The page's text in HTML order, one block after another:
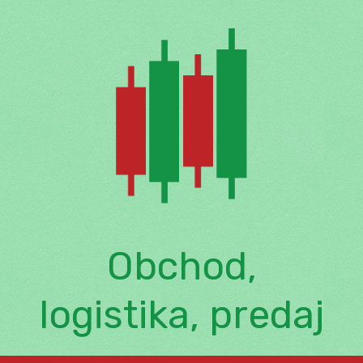
Obchod,
logistika, predaj